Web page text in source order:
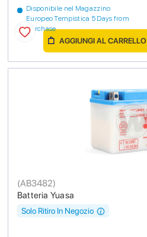
Disponibile nel Magazzino
Europeo Tempistica 5 Days from
purchase
AGGIUNGI AL CARRELLO
Batteria Yuasa
(AB3482)
Solo Ritiro In Negozio